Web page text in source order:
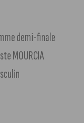
demi-finale
MOURCIA